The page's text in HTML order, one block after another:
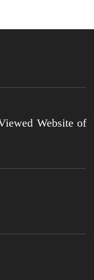
Website of